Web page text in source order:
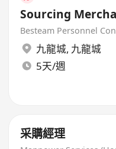
Sourcing
Besteam Personnel
九龍城, 九龍城
5天/週
采購經理